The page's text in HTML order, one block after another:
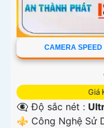
CAMERA
Giá
👁️‍🗨 Độ sắc nét :
⚜️ Công Nghệ Sử